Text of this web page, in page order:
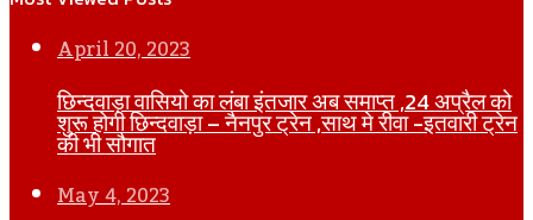
April 20, 2023
छिन्दवाड़ा वासियो का लंबा इंतजार अब समाप्त ,24 अप्रैल को
शुरू होगी छिन्दवाड़ा – नैनपुर ट्रेन ,साथ मे रीवा -इतवारी ट्रेन
की भी सौगात
May 4, 2023